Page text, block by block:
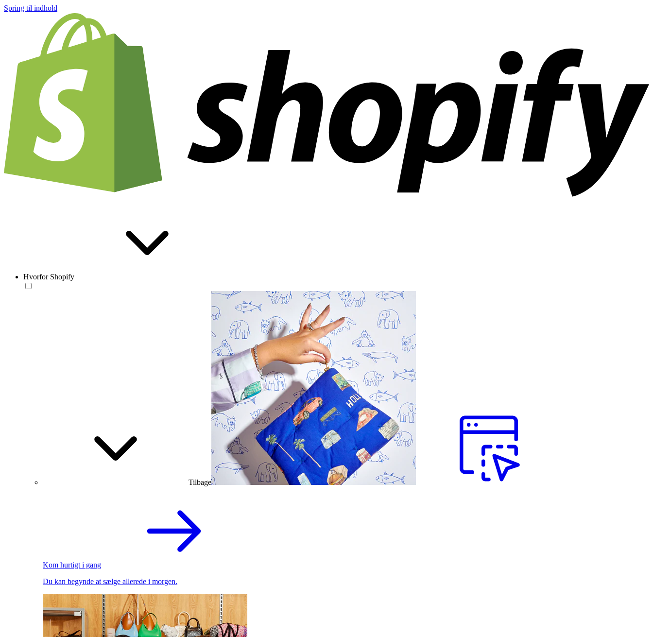
Spring til indhold
Hvorfor Shopify
Tilbage
Kom hurtigt i gang
Du kan begynde at sælge allerede i morgen.